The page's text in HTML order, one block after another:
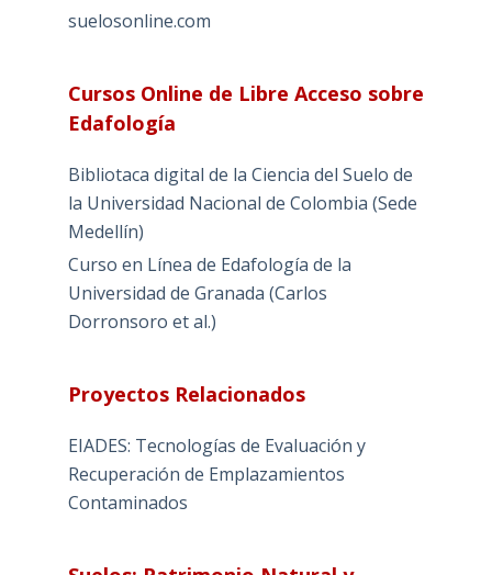
suelosonline.com
Cursos Online de Libre Acceso sobre
Edafología
Bibliotaca digital de la Ciencia del Suelo de
la Universidad Nacional de Colombia (Sede
Medellín)
Curso en Línea de Edafología de la
Universidad de Granada (Carlos
Dorronsoro et al.)
Proyectos Relacionados
EIADES: Tecnologías de Evaluación y
Recuperación de Emplazamientos
Contaminados